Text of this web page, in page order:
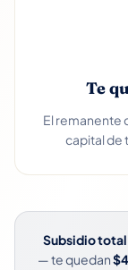
Te
El remanente
capital de
Subsidio
— te quedan